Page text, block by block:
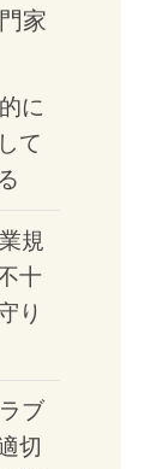
家
に
て
規
十
り
ブ
切